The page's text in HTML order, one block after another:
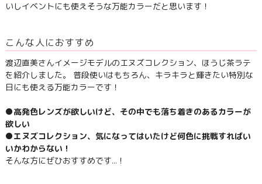
いしイベントにも使えそうな万能カラーだと思います！
こんな人におすすめ
渡辺直美さんイメージモデルのエヌズコレクション、ほうじ茶ラテ
を紹介しました。 普段使いはもちろん、キラキラと輝きたい特別な
日にも使える万能カラーです！
●高発色レンズが欲しいけど、その中でも落ち着きのあるカラーが
欲しい
●エヌズコレクション、気になってはいたけど何色に挑戦すればい
いかわからない！
そんな方にぜひおすすめです…！